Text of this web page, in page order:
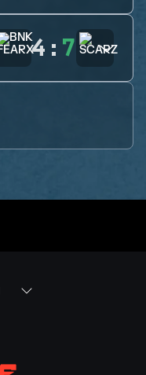
4 : 7